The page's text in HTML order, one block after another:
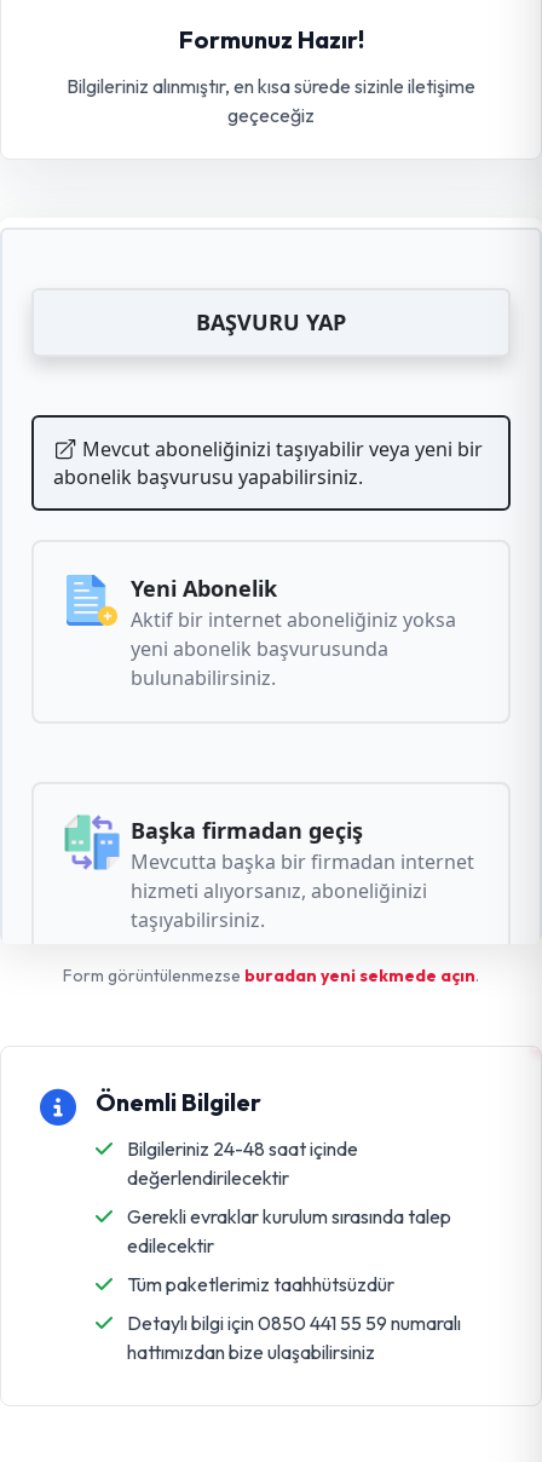
Formunuz Hazır!
Bilgileriniz alınmıştır, en kısa sürede sizinle iletişime
geçeceğiz
Form görüntülenmezse buradan yeni sekmede açın.
Önemli Bilgiler
Bilgileriniz 24-48 saat içinde
değerlendirilecektir
Gerekli evraklar kurulum sırasında talep
edilecektir
Tüm paketlerimiz taahhütsüzdür
Detaylı bilgi için 0850 441 55 59 numaralı
hattımızdan bize ulaşabilirsiniz